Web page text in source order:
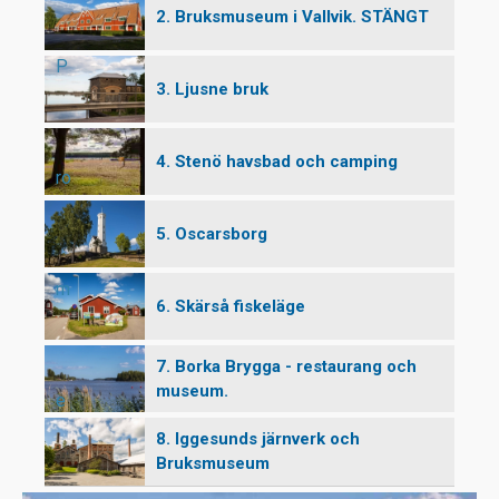
P
ro
m
e
2. Bruksmuseum i Vallvik. STÄNGT
3. Ljusne bruk
4. Stenö havsbad och camping
5. Oscarsborg
6. Skärså fiskeläge
7. Borka Brygga - restaurang och
museum.
8. Iggesunds järnverk och
Bruksmuseum